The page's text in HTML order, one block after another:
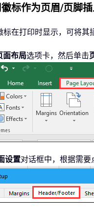
标作为页眉/页脚
标在打印时显示，可将其
面布局选项卡，然后单击
设置对话框中，根据需要